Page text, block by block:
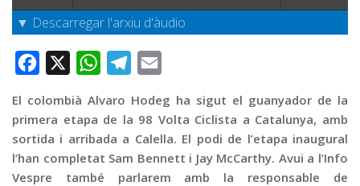
▼ Descarregar l'arxiu d'àudio
Facebook WhatsAppTelegram
El colombià Alvaro Hodeg ha sigut el guanyador de la
primera etapa de la 98 Volta Ciclista a Catalunya, amb
sortida i arribada a Calella. El podi de l’etapa inaugural
l’han completat Sam Bennett i Jay McCarthy. Avui a l’Info
Vespre també parlarem amb la responsable de